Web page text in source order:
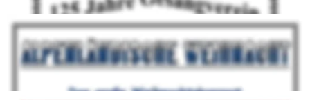
2016 - Transeamus usque Bethlehem